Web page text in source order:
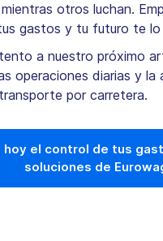
otros luchan.
gastos y tu futuro te lo
a nuestro próximo
operaciones diarias y la
por carretera.
hoy el control de tus
soluciones de